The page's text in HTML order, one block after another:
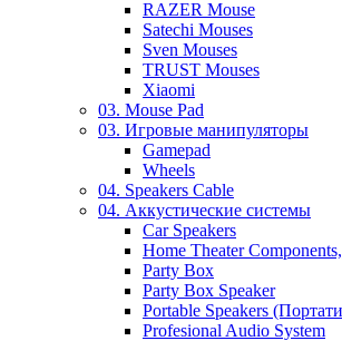
RAZER Mouse
Satechi Mouses
Sven Mouses
TRUST Mouses
Xiaomi
03. Mouse Pad
03. Игровые манипуляторы
Gamepad
Wheels
04. Speakers Cable
04. Аккустические системы
Car Speakers
Home Theater
Party Box
Party Box Speaker
Portable Speakers
Profesional Audio System